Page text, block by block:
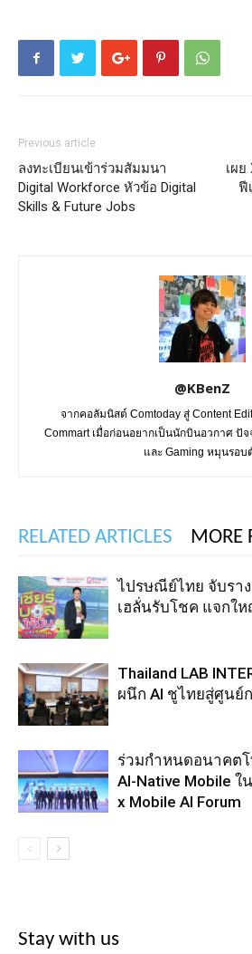
Previous article
ลงทะเบียนเข้าร่วมสัมมนา
Digital Workforce หัวข้อ Digital
Skills & Future Jobs
เผย
ฟี
@KBenZ
จากคอลัมนิสต์ Comtoday สู่ Content
Commart เมื่อก่อนอยากเป็นนักบินอวกาศ ปั
และ Gaming หมุนรอบ
RELATED ARTICLES MORE
ไปรษณีย์ไทย จับรา
เฮลั่นรับโชค แจกใ
Thailand LAB
ผนึก AI ชูไทยสู่ศูนย์
ร่วมกำหนดอนาคต
AI-Native Mobile ใ
x Mobile AI Forum
Stay with us